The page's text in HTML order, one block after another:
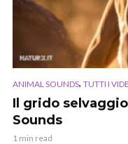
ANIMAL SOUNDS, TUTTI I
Il grido
Sounds
1 min read